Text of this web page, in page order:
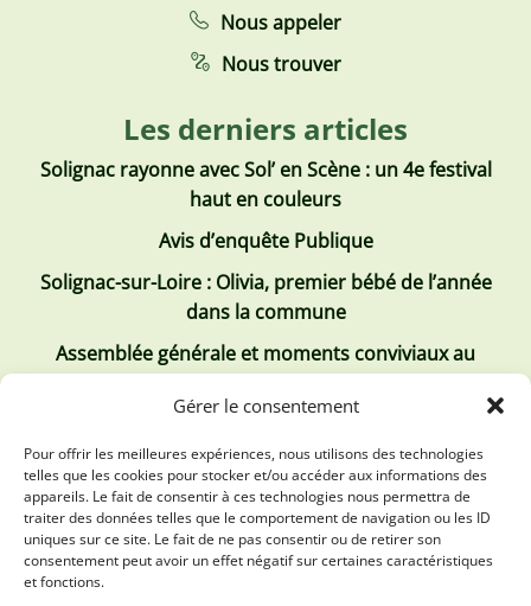
Gérer le consentement
Pour offrir les meilleures expériences, nous utilisons des technologies
telles que les cookies pour stocker et/ou accéder aux informations des
appareils. Le fait de consentir à ces technologies nous permettra de
traiter des données telles que le comportement de navigation ou les ID
uniques sur ce site. Le fait de ne pas consentir ou de retirer son
consentement peut avoir un effet négatif sur certaines caractéristiques
et fonctions.
Nous appeler
Nous trouver
Les derniers articles
Solignac rayonne avec Sol’ en Scène : un 4e festival
haut en couleurs
Avis d’enquête Publique
Solignac-sur-Loire : Olivia, premier bébé de l’année
dans la commune
Assemblée générale et moments conviviaux au
Les derniers comptes rendus
Conseil municipal 2 juillet 2026
Conseil Municipal du 30 avril 2026